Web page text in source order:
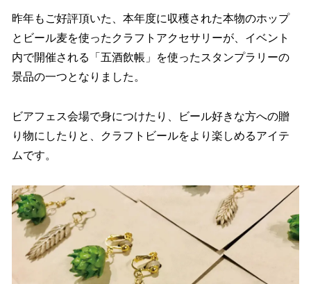
昨年もご好評頂いた、本年度に収穫された本物のホップ
とビール麦を使ったクラフトアクセサリーが、イベント
内で開催される「五酒飲帳」を使ったスタンプラリーの
景品の一つとなりました。
ビアフェス会場で身につけたり、ビール好きな方への贈
り物にしたりと、クラフトビールをより楽しめるアイテ
ムです。